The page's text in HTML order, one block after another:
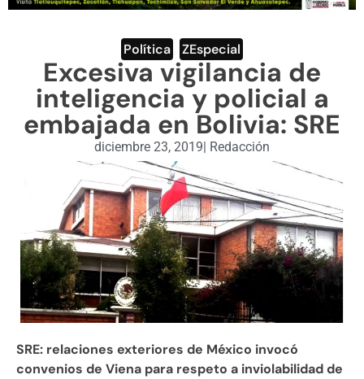
ENGLISH SECTION
VIDEOS
Política ZEspecial
Excesiva vigilancia de
inteligencia y policial a
embajada en Bolivia: SRE
diciembre 23, 2019| Redacción
SRE: relaciones exteriores de México invocó
convenios de Viena para respeto a inviolabilidad de